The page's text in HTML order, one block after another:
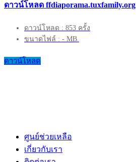
ดาวน์โหลด ffdiaporama.tuxfamily.org
ดาวน์โหลด : 853 ครั้ง
ขนาดไฟล์ : - MB.
ดาวน์โหลด
ศูนย์ช่วยเหลือ
เกี่ยวกับเรา